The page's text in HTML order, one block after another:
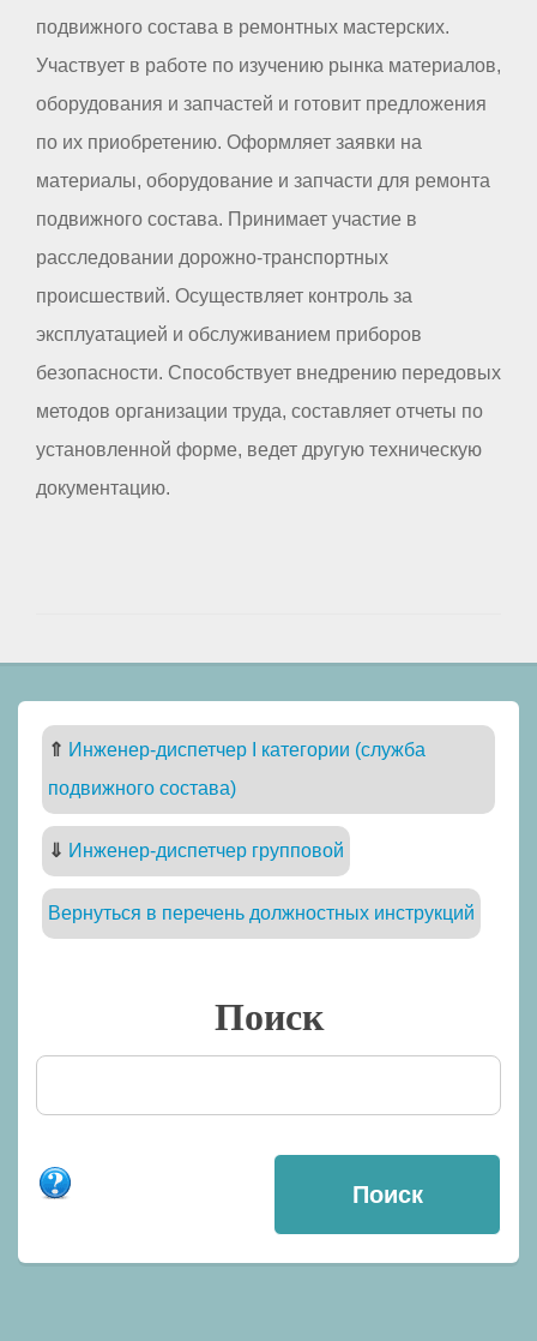
подвижного состава в ремонтных мастерских.
Участвует в работе по изучению рынка материалов,
оборудования и запчастей и готовит предложения
по их приобретению. Оформляет заявки на
материалы, оборудование и запчасти для ремонта
подвижного состава. Принимает участие в
расследовании дорожно-транспортных
происшествий. Осуществляет контроль за
эксплуатацией и обслуживанием приборов
безопасности. Способствует внедрению передовых
методов организации труда, составляет отчеты по
установленной форме, ведет другую техническую
документацию.
⇑ Инженер-диспетчер I категории (служба
подвижного состава)
⇓ Инженер-диспетчер групповой
Вернуться в перечень должностных инструкций
Поиск